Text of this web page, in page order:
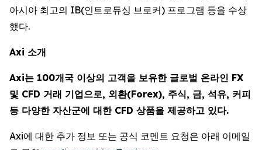
아시아 최고의 IB(인트로듀싱 브로커) 프로그램 등을 수상
했다.
Axi 소개
Axi는 100개국 이상의 고객을 보유한 글로벌 온라인 FX
및 CFD 거래 기업으로, 외환(Forex), 주식, 금, 석유, 커피
등 다양한 자산군에 대한 CFD 상품을 제공하고 있다.
Axi에 대한 추가 정보 또는 공식 코멘트 요청은 아래 이메일